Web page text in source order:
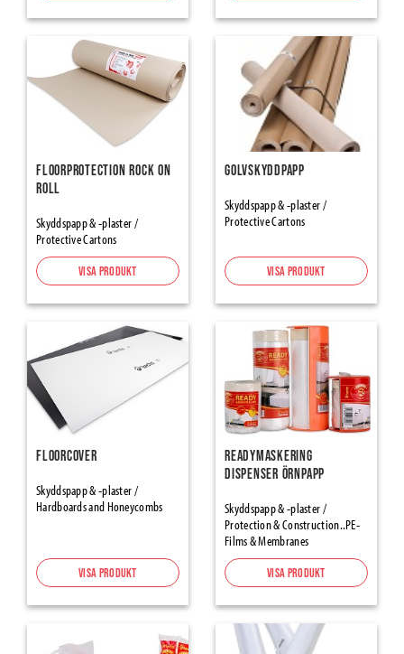
Tätning
Tejper
Tätningstejper för Ångspärr & Vindskydd
Alumininium- & Butyltejper
Fönster-/dörrtejp
Maskeringstejp
Varningstejp halkskydd
Inomhusprodukter
Flooring Underlays
Skarvremsor
Skyddspapp & -plaster
Protection Papers and Cardboards
Protective Cartons
Protection & Construction..PE-Films & Membranes
Protection Self-adhesives and mats
Frame Protectors
Presenningar & -nät
Grund- & Markbyggnad
Geotextilier
Floorprotection Rock on
Roll
Skyddspapp & -plaster /
Protective Cartons
Visa produkt
Golvskyddpapp
Skyddspapp & -plaster /
Protective Cartons
Visa produkt
FloorCover
Skyddspapp & -plaster /
Hardboards and Honeycombs
Visa produkt
Readymaskering
Dispenser Örnpapp
Skyddspapp & -plaster /
Protection & Construction..PE-
Films & Membranes
Visa produkt